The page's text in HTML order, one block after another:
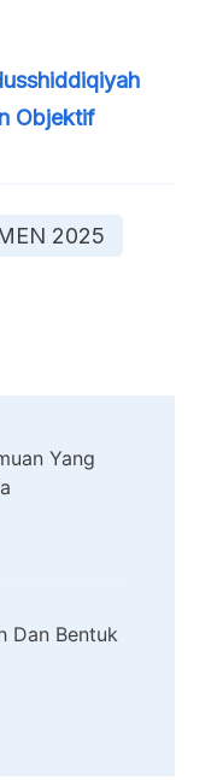
Objektif
2025
Yang
Dan Bentuk